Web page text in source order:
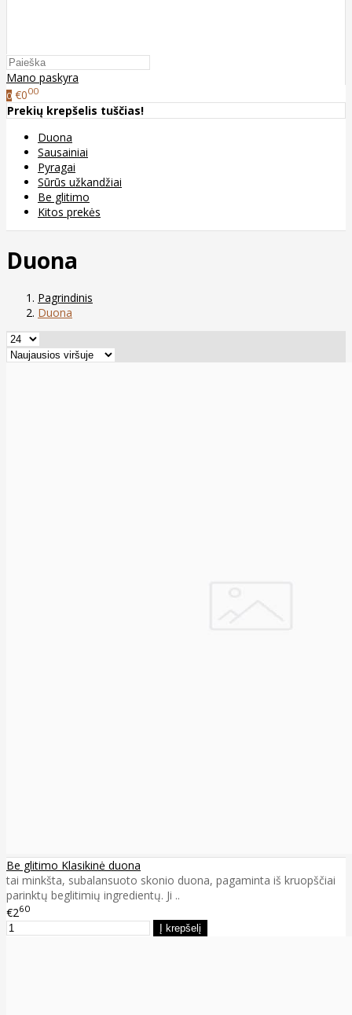
Mano paskyra
0 €000
Prekių krepšelis tuščias!
Duona
Sausainiai
Pyragai
Sūrūs užkandžiai
Be glitimo
Kitos prekės
Duona
Pagrindinis
Duona
Be glitimo Klasikinė duona
tai minkšta, subalansuoto skonio duona, pagaminta iš kruopščiai
parinktų beglitimių ingredientų. Ji ..
€260